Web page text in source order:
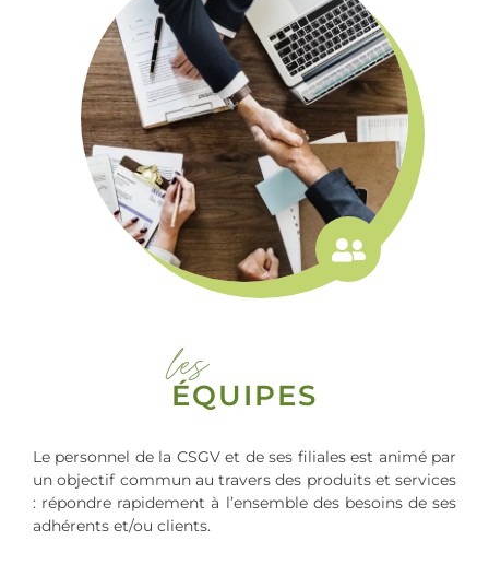
les
ÉQUIPES
Le personnel de la CSGV et de ses filiales est animé par
un objectif commun au travers des produits et services
: répondre rapidement à l’ensemble des besoins de ses
adhérents et/ou clients.